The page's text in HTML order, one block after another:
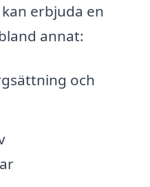
erbjuda en
annat:
och